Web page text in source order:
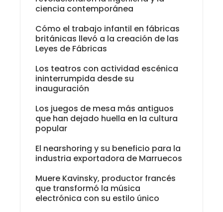
ciencia contemporánea
Cómo el trabajo infantil en fábricas
británicas llevó a la creación de las
Leyes de Fábricas
Los teatros con actividad escénica
ininterrumpida desde su
inauguración
Los juegos de mesa más antiguos
que han dejado huella en la cultura
popular
El nearshoring y su beneficio para la
industria exportadora de Marruecos
Muere Kavinsky, productor francés
que transformó la música
electrónica con su estilo único